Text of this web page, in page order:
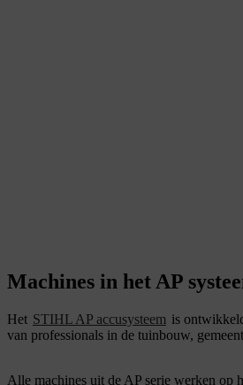
Machines in het AP
Het STIHL AP accusysteem is
van professionals in de tuinbouw,
Alle machines uit de AP serie werken op